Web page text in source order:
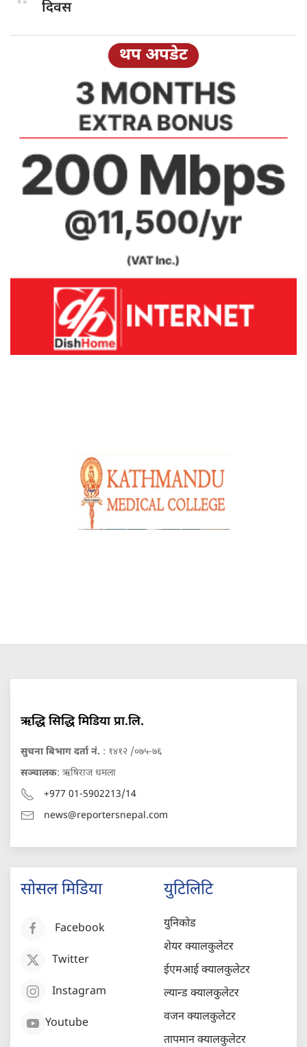
दिवस
थप अपडेट
ऋद्धि सिद्धि मिडिया प्रा.लि.
सुचना बिभाग दर्ता नं. : १४१२ /०७५-७६
सञ्चालक: ऋषिराज धमला
+977 01-5902213/14
news@reportersnepal.com
सोसल मिडिया
Facebook
Twitter
Instagram
Youtube
युटिलिटि
युनिकोड
शेयर क्यालकुलेटर
ईएमआई क्यालकुलेटर
ल्यान्ड क्यालकुलेटर
वजन क्यालकुलेटर
तापमान क्यालकुलेटर